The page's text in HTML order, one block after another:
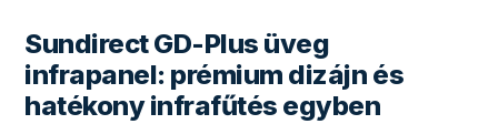
Sundirect GD-Plus üveg
infrapanel: prémium dizájn és
hatékony infrafűtés egyben